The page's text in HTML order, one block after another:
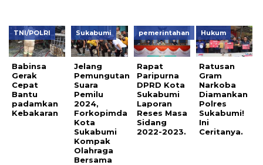
TNI/POLRI
Babinsa
Gerak
Cepat
Bantu
padamkan
Kebakaran
Sukabumi
Jelang
Pemungutan
Suara
Pemilu
2024,
Forkopimda
Kota
Sukabumi
Kompak
Olahraga
Bersama
pemerintahan
Rapat
Paripurna
DPRD Kota
Sukabumi
Laporan
Reses Masa
Sidang
2022-2023.
Hukum
Ratusan
Gram
Narkoba
Diamankan
Polres
Sukabumi!
Ini
Ceritanya.